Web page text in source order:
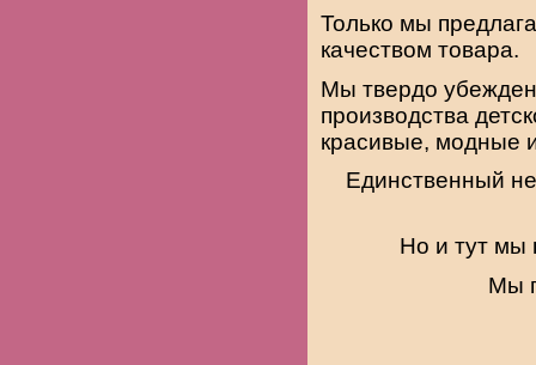
Только мы
качеством товара.
Мы твердо
производства
красивые, модные
Единственный
Но и тут мы
Мы